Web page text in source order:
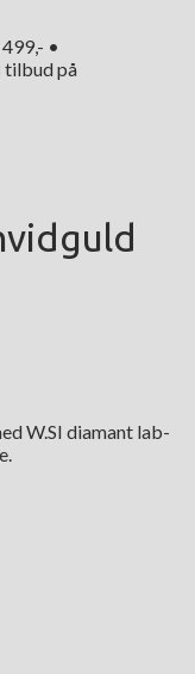
•
tilbud på
W.SI diamant lab-